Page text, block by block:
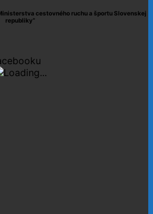
cestovného ruchu a športu Slovenskej
republiky“